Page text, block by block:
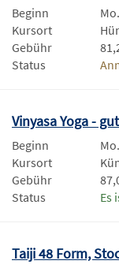
Beginn
Kursort
Gebühr
Status
Vinyasa Yoga -
Beginn
Kursort
Gebühr
Status
Es
Taiji 48 Form,